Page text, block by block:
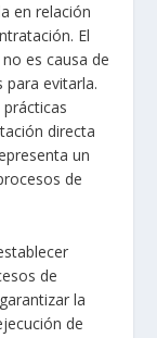
en relación
El
es causa de
para evitarla.
directa
un
de
de
la
de